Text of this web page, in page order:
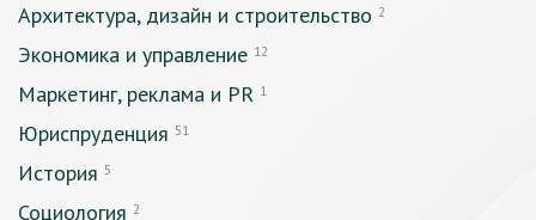
Архитектура, дизайн и строительство 2
Экономика и управление 12
Маркетинг, реклама и PR 1
Юриспруденция 51
История 5
Социология 2